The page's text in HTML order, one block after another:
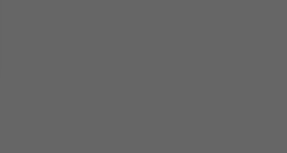
i dłut Makita D-42444 Cena